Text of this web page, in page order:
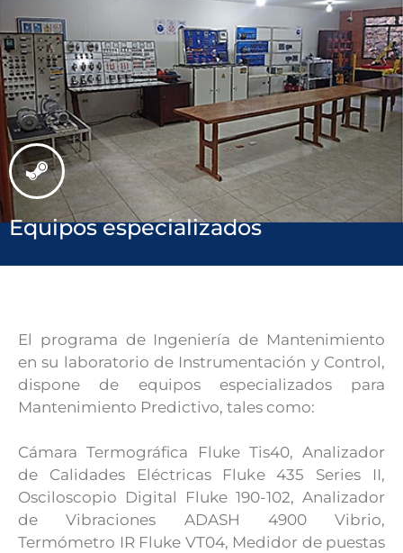
Equipos especializados
El programa de Ingeniería de Mantenimiento
en su laboratorio de Instrumentación y Control,
dispone de equipos especializados para
Mantenimiento Predictivo, tales como:
Cámara Termográfica Fluke Tis40, Analizador
de Calidades Eléctricas Fluke 435 Series II,
Osciloscopio Digital Fluke 190-102, Analizador
de Vibraciones ADASH 4900 Vibrio,
Termómetro IR Fluke VT04, Medidor de puestas